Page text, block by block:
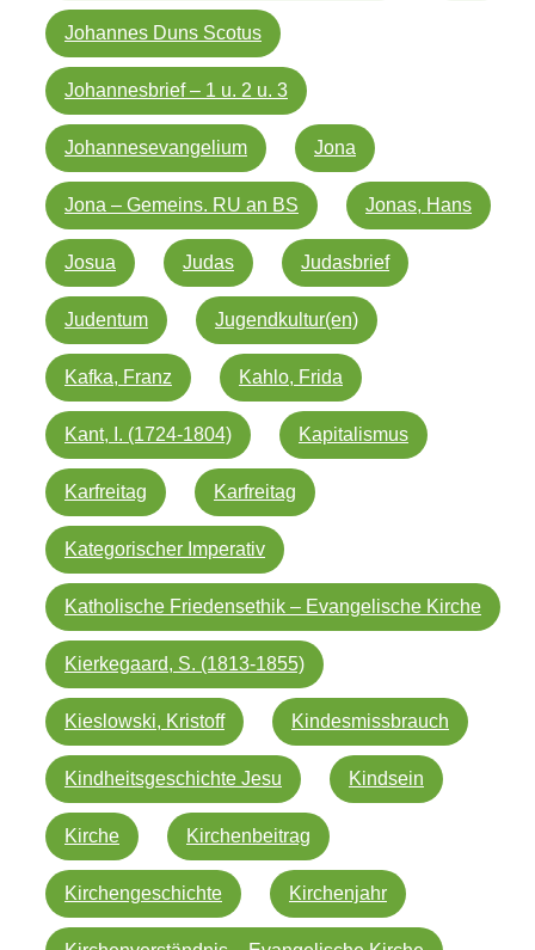
Johannes Duns Scotus
Johannesbrief – 1 u. 2 u. 3
Johannesevangelium Jona
Jona – Gemeins. RU an BS Jonas, Hans
Josua Judas Judasbrief
Judentum Jugendkultur(en)
Kafka, Franz Kahlo, Frida
Kant, I. (1724-1804) Kapitalismus
Karfreitag Karfreitag
Kategorischer Imperativ
Katholische Friedensethik – Evangelische Kirche
Kierkegaard, S. (1813-1855)
Kieslowski, Kristoff Kindesmissbrauch
Kindheitsgeschichte Jesu Kindsein
Kirche Kirchenbeitrag
Kirchengeschichte Kirchenjahr